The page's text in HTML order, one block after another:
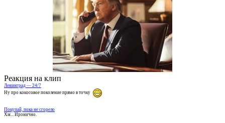
Реакция на клип
Ленинград — 24/7
Ну про кокосовое поколение прямо в точку
Покупай, пока не сгорело
Хм... Иронично.